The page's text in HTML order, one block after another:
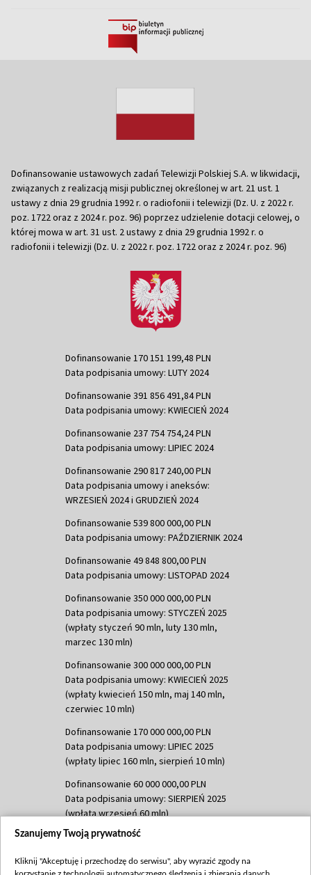
Dofinansowanie ustawowych zadań Telewizji Polskiej S.A. w likwidacji,
związanych z realizacją misji publicznej określonej w art. 21 ust. 1
ustawy z dnia 29 grudnia 1992 r. o radiofonii i telewizji (Dz. U. z 2022 r.
poz. 1722 oraz z 2024 r. poz. 96) poprzez udzielenie dotacji celowej, o
której mowa w art. 31 ust. 2 ustawy z dnia 29 grudnia 1992 r. o
radiofonii i telewizji (Dz. U. z 2022 r. poz. 1722 oraz z 2024 r. poz. 96)
Dofinansowanie 170 151 199,48 PLN
Data podpisania umowy: LUTY 2024
Dofinansowanie 391 856 491,84 PLN
Data podpisania umowy: KWIECIEŃ 2024
Dofinansowanie 237 754 754,24 PLN
Data podpisania umowy: LIPIEC 2024
Dofinansowanie 290 817 240,00 PLN
Data podpisania umowy i aneksów:
WRZESIEŃ 2024 i GRUDZIEŃ 2024
Dofinansowanie 539 800 000,00 PLN
Data podpisania umowy: PAŹDZIERNIK 2024
Dofinansowanie 49 848 800,00 PLN
Data podpisania umowy: LISTOPAD 2024
Dofinansowanie 350 000 000,00 PLN
Data podpisania umowy: STYCZEŃ 2025
(wpłaty styczeń 90 mln, luty 130 mln,
marzec 130 mln)
Dofinansowanie 300 000 000,00 PLN
Data podpisania umowy: KWIECIEŃ 2025
(wpłaty kwiecień 150 mln, maj 140 mln,
czerwiec 10 mln)
Dofinansowanie 170 000 000,00 PLN
Data podpisania umowy: LIPIEC 2025
(wpłaty lipiec 160 mln, sierpień 10 mln)
Dofinansowanie 60 000 000,00 PLN
Data podpisania umowy: SIERPIEŃ 2025
(wpłata wrzesień 60 mln)
Dofinansowanie 635 783 051,21 PLN
(wpłata wrzesień 100 mln, październik 350
Szanujemy Twoją prywatność
Kliknij "Akceptuję i przechodzę do serwisu", aby wyrazić zgody na